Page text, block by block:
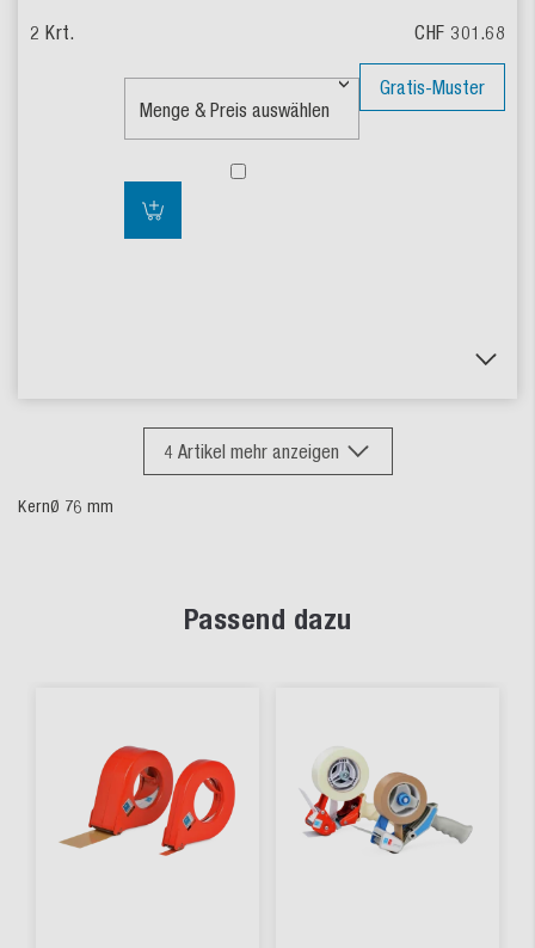
CHF 301.68
Gratis-Muster
4 Artikel mehr anzeigen
KernØ 76 mm
Passend dazu